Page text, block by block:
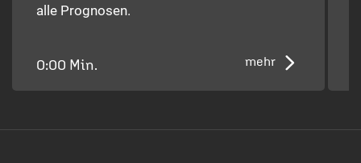
alle Prognosen.
mehr
0:00 Min.